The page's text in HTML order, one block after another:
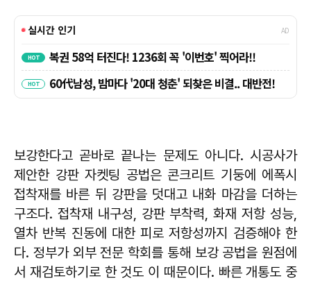
보강한다고 곧바로 끝나는 문제도 아니다. 시공사가
제안한 강판 자켓팅 공법은 콘크리트 기둥에 에폭시
접착재를 바른 뒤 강판을 덧대고 내화 마감을 더하는
구조다. 접착재 내구성, 강판 부착력, 화재 저항 성능,
열차 반복 진동에 대한 피로 저항성까지 검증해야 한
다. 정부가 외부 전문 학회를 통해 보강 공법을 원점에
서 재검토하기로 한 것도 이 때문이다. 빠른 개통도 중